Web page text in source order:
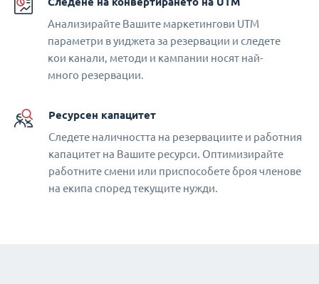
Анализирайте Вашите маркетингови UTM
параметри в уиджета за резервации и следете
кои канали, методи и кампании носят най-
много резервации.
Ресурсен капацитет
Следете наличността на резервациите и работния
капацитет на Вашите ресурси. Оптимизирайте
работните смени или приспособете броя членове
на екипа според текущите нужди.